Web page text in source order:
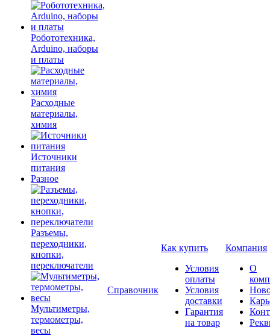
Робототехника,
Arduino, наборы
и платы
Расходные
материалы,
химия
Источники
питания
Разное
Разъемы,
переходники,
кнопки,
переключатели
Мультиметры,
термометры,
весы
Справочник
Как купить
Условия
оплаты
Условия
доставки
Гарантия
на товар
Компания
О